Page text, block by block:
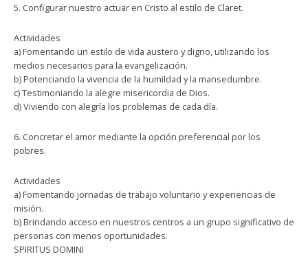
5. Configurar nuestro actuar en Cristo al estilo de Claret.
Actividades
a) Fomentando un estilo de vida austero y digno, utilizando los
medios necesarios para la evangelización.
b) Potenciando la vivencia de la humildad y la mansedumbre.
c) Testimoniando la alegre misericordia de Dios.
d) Viviendo con alegría los problemas de cada día.
6. Concretar el amor mediante la opción preferencial por los
pobres.
Actividades
a) Fomentando jornadas de trabajo voluntario y experiencias de
misión.
b) Brindando acceso en nuestros centros a un grupo significativo de
personas con menos oportunidades.
SPIRITUS DOMINI